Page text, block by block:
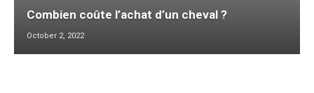
Combien coûte l’achat d’un cheval ?
October 2, 2022